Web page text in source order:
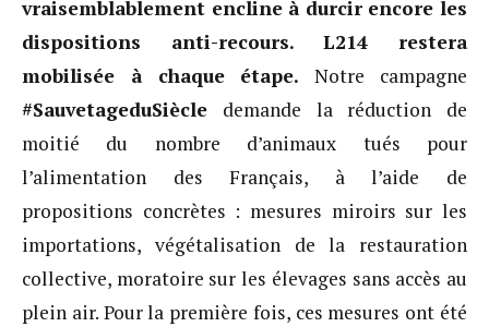
vraisemblablement encline à durcir encore les
dispositions anti-recours. L214 restera
mobilisée à chaque étape.Notre campagne
#SauvetageduSiècle demande la réduction de
moitié du nombre d’animaux tués pour
l’alimentation des Français, à l’aide de
propositions concrètes : mesures miroirs sur les
importations, végétalisation de la restauration
collective, moratoire sur les élevages sans accès au
plein air. Pour la première fois, ces mesures ont été